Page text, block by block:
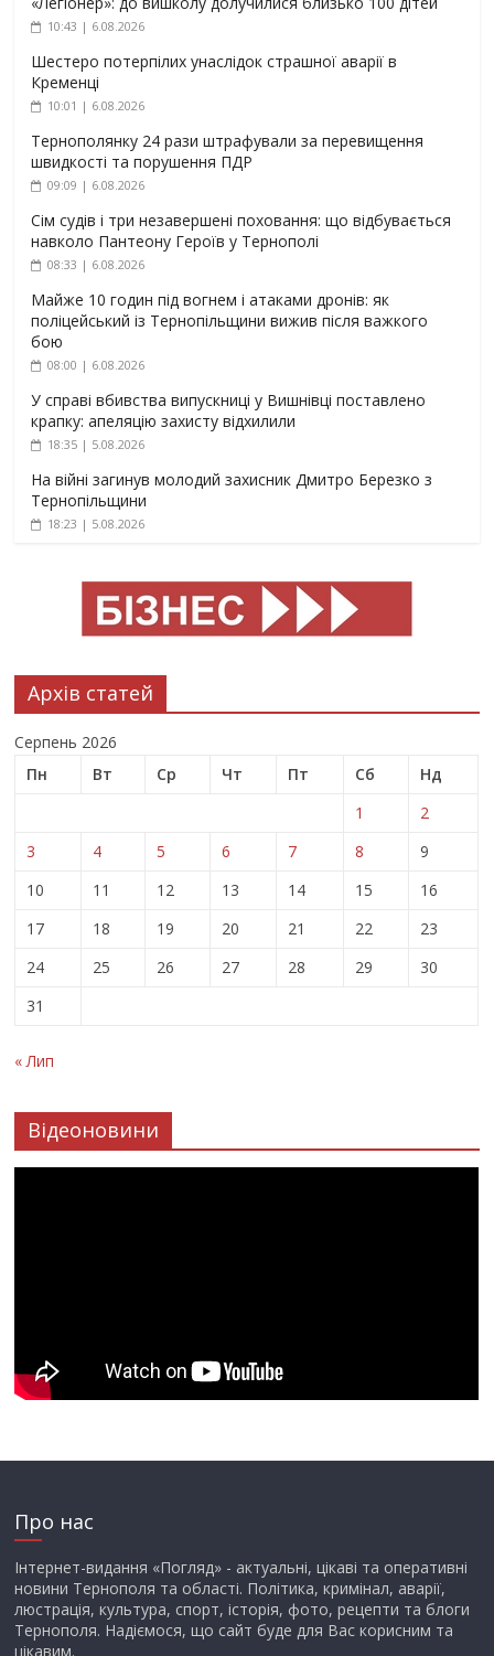
10:43 | 6.08.2026
Шестеро потерпілих унаслідок страшної аварії в
Кременці
10:01 | 6.08.2026
Тернополянку 24 рази штрафували за перевищення
швидкості та порушення ПДР
09:09 | 6.08.2026
Сім судів і три незавершені поховання: що відбувається
навколо Пантеону Героїв у Тернополі
08:33 | 6.08.2026
Майже 10 годин під вогнем і атаками дронів: як
поліцейський із Тернопільщини вижив після важкого
бою
08:00 | 6.08.2026
У справі вбивства випускниці у Вишнівці поставлено
крапку: апеляцію захисту відхилили
18:35 | 5.08.2026
На війні загинув молодий захисник Дмитро Березко з
Тернопільщини
18:23 | 5.08.2026
Архів статей
Серпень 2026
Пн
Вт Ср Чт Пт Сб
Нд
1
2
3
4 5 6 7 8
9
10
11 12 13 14 15
16
17
18 19 20 21 22
23
24
25 26 27 28 29
30
31
« Лип
Відеоновини
Про нас
Інтернет-видання «Погляд» - актуальні, цікаві та оперативні
новини Тернополя та області. Політика, кримінал, аварії,
люстрація, культура, спорт, історія, фото, рецепти та блоги
Тернополя. Надіємося, що сайт буде для Вас корисним та
цікавим.